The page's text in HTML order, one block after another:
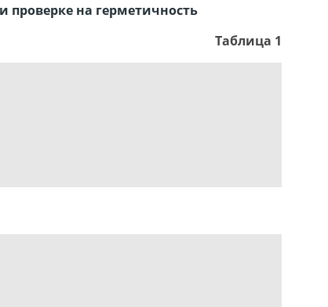
проверке на герметичность
Таблица 1